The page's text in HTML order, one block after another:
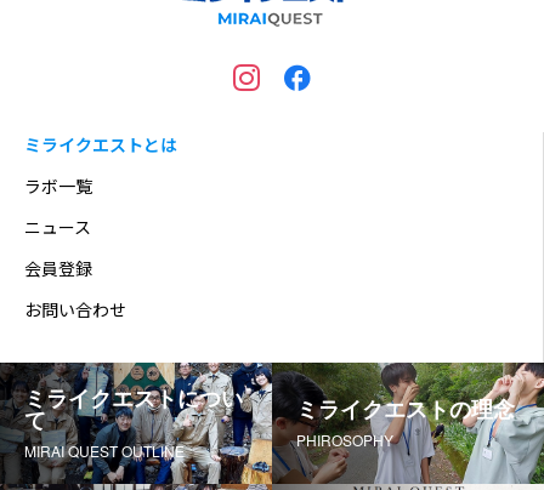
ミライクエストとは
ラボ一覧
ニュース
会員登録
お問い合わせ
ミライクエストについ
て
MIRAI QUEST OUTLINE
ミライクエストの理念
PHIROSOPHY